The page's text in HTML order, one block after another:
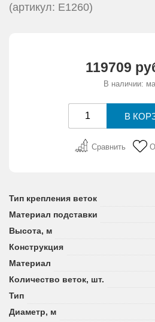
(артикул: E1260)
119709
В наличии:
Сравнить
Тип крепления веток
Материал подставки
Высота, м
Конструкция
Материал
Количество веток, шт.
Тип
Диаметр, м